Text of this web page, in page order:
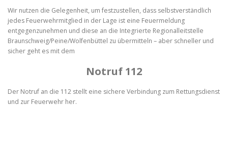
Wir nutzen die Gelegenheit, um festzustellen, dass selbstverständlich
jedes Feuerwehrmitglied in der Lage ist eine Feuermeldung
entgegenzunehmen und diese an die Integrierte Regionalleitstelle
Braunschweig/Peine/Wolfenbüttel zu übermitteln – aber schneller und
sicher geht es mit dem
Notruf 112
Der Notruf an die 112 stellt eine sichere Verbindung zum Rettungsdienst
und zur Feuerwehr her.